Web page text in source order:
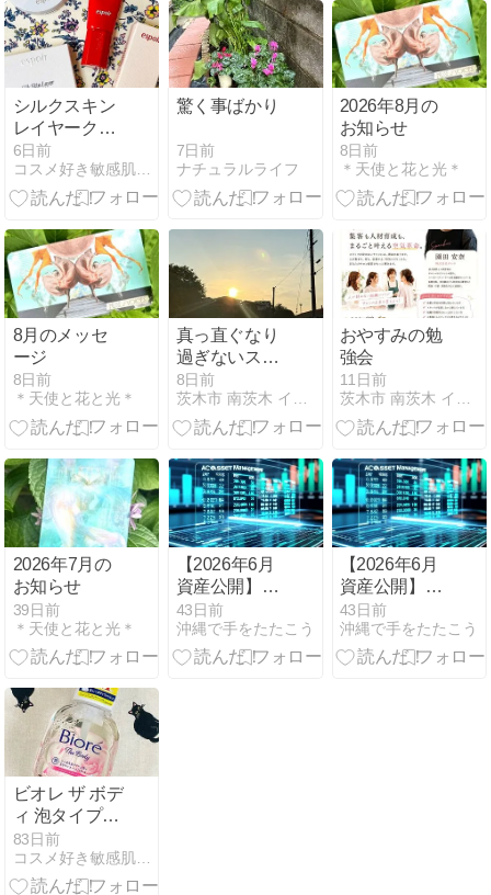
シルクスキン
レイヤークッ
ション #22 ペ
タル／プロボ
ンディングプ
6日前
コスメ好き敏感肌が目指すロハスな美的生活
驚く事ばかり
7日前
ナチュラルライフ
2026年8月の
お知らせ
8日前
＊天使と花と光＊
8月のメッセ
ージ
8日前
＊天使と花と光＊
真っ直ぐなり
過ぎないスト
レート
8日前
茨木市 南茨木 イチゴカラー 100%天然ヘナ ロハス h…
おやすみの勉
強会
11日前
茨木市 南茨木 イチゴカラー 100%天然ヘナ ロハス h…
2026年7月の
お知らせ
39日前
＊天使と花と光＊
【2026年6月
資産公開】総
資産1億円到
達後のポート
フォリオと運
43日前
沖縄で手をたたこう
【2026年6月
資産公開】総
資産1億円到
達後のポート
フォリオと運
43日前
沖縄で手をたたこう
ビオレ ザ ボデ
ィ 泡タイプ
（ブリリアン
トブーケの香
り）
83日前
コスメ好き敏感肌が目指すロハスな美的生活